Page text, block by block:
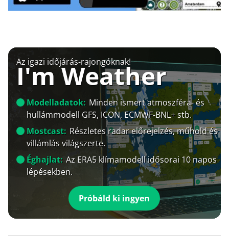
Az igazi időjárás-rajongóknak!
I'm Weather
Modelladatok: Minden ismert atmoszféra- és
hullámmodell GFS, ICON, ECMWF-BNL+ stb.
Mostcast: Részletes radar előrejelzés, műhold és
villámlás világszerte.
Éghajlat: Az ERA5 klímamodell idősorai 10 napos
lépésekben.
Próbáld ki ingyen